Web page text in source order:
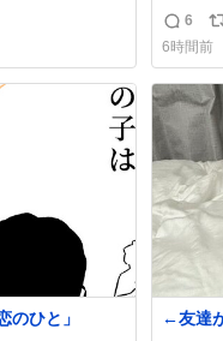
ー子は
の会話も通じ
「こっちが
け分かる。
。始末が悪い
返
信
数
6
リ
ポ
ス
ト
数
6時間前
のひと」
←友達